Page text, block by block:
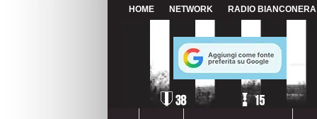
HOME NETWORK RADIO BIANCONERA